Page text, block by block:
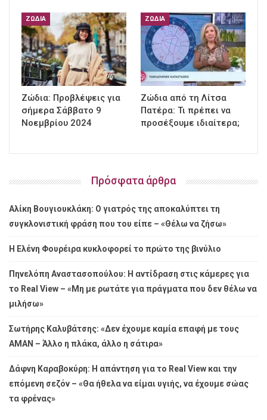
ΖΏΔΙΑ
Ζώδια: Προβλέψεις για
σήμερα Σάββατο 9
Νοεμβρίου 2024
ΖΏΔΙΑ
Ζώδια από τη Λίτσα
Πατέρα: Τι πρέπει να
προσέξουμε ιδιαίτερα;
Πρόσφατα άρθρα
Αλίκη Βουγιουκλάκη: Ο γιατρός της αποκαλύπτει τη
συγκλονιστική φράση που του είπε – «Θέλω να ζήσω»
Η Ελένη Φουρέιρα κυκλοφορεί το πρώτο της βινύλιο
Πηνελόπη Αναστασοπούλου: Η αντίδραση στις κάμερες για
το Real View – «Μη με ρωτάτε για πράγματα που δεν θέλω να
μιλήσω»
Σωτήρης Καλυβάτσης: «Δεν έχουμε καμία επαφή με τους
ΑΜΑΝ – Άλλο η πλάκα, άλλο η σάτιρα»
Δάφνη Καραβοκύρη: Η απάντηση για το Real View και την
επόμενη σεζόν – «Θα ήθελα να είμαι υγιής, να έχουμε σώας
τα φρένας»